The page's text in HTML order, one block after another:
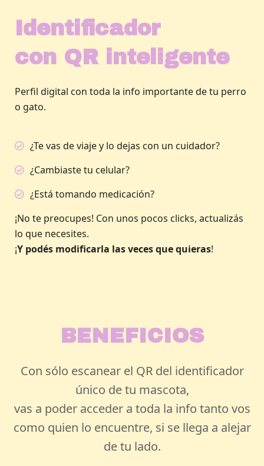
Identificador
con QR inteligente
Perfil digital con toda la info importante de tu perro
o gato.
¿Te vas de viaje y lo dejas con un cuidador?
¿Cambiaste tu celular?
¿Está tomando medicación?
¡No te preocupes! Con unos pocos clicks, actualizás
lo que necesites.
¡Y podés modificarla las veces que quieras!
BENEFICIOS
Con sólo escanear el QR del identificador
único de tu mascota,
vas a poder acceder a toda la info tanto vos
como quien lo encuentre, si se llega a alejar
de tu lado.